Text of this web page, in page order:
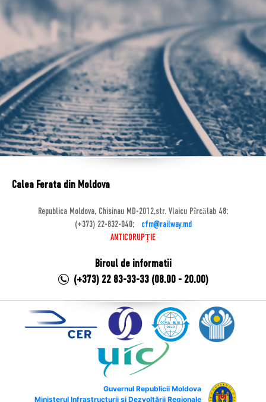
Calea Ferata din Moldova
Republica Moldova, Chisinau MD-2012,str. Vlaicu Pîrcălab 48;
(+373) 22-832-040;
cfm@railway.md
ANTICORUPȚIE
Biroul de informatii
(+373) 22 83-33-33 (08.00 - 20.00)
Guvernul Republicii Moldova
Ministerul Infrastructurii și Dezvoltării Regionale